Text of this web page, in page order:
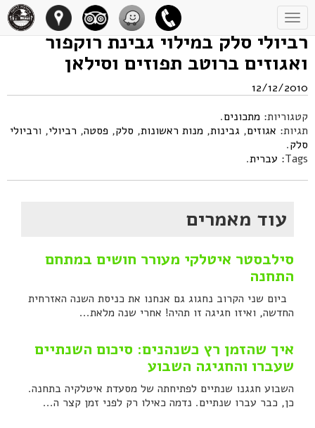
Toggle
navigation
רביולי סלק במילוי גבינת רוקפור
ואגוזים ברוטב תפוזים וסילאן
12/12/2010
קטגוריות: מתכונים.
תגיות: אגוזים, גבינות, מנות ראשונות, סלק, פסטה, רביולי, ורביולי
סלק.
Tags: עברית.
עוד מאמרים
סילבסטר איטלקי מעורר חושים במתחם
התחנה
ביום שני הקרוב נחגוג גם אנחנו את כניסת השנה האזרחית
החדשה, ואיזו חגיגה זו תהיה! אחרי שנה מלאת...
איך שהזמן רץ כשנהנים: סיכום השנתיים
שעברו והחגיגה השבוע
השבוע חגגנו שנתיים לפתיחתה של מסעדת איטלקיה בתחנה.
כן, כבר עברו שנתיים. נדמה כאילו רק לפני זמן קצר ה...